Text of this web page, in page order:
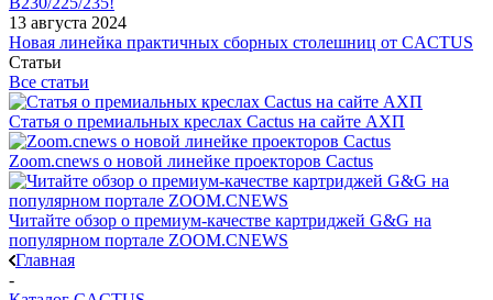
13 августа 2024
Новая линейка практичных сборных столешниц от CACTUS
Статьи
Все статьи
Статья о премиальных креслах Cactus на сайте АХП
Zoom.cnews о новой линейке проекторов Cactus
Читайте обзор о премиум-качестве картриджей G&G на
популярном портале ZOOM.CNEWS
Главная
-